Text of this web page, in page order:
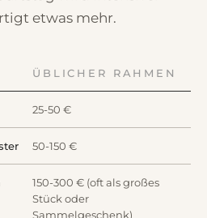
etwas mehr.
ÜBLICHER RAHMEN
25-50 €
50-150 €
150-300 € (oft als großes
Stück oder
Sammelgeschenk)